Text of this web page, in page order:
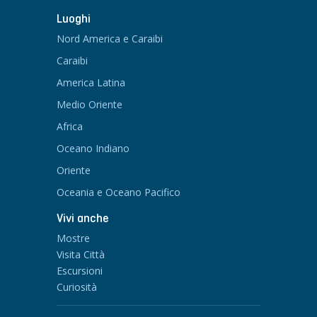
Luoghi
Nord America e Caraibi
Caraibi
America Latina
Medio Oriente
Africa
Oceano Indiano
Oriente
Oceania e Oceano Pacifico
Vivi anche
Mostre
Visita Città
Escursioni
Curiosità